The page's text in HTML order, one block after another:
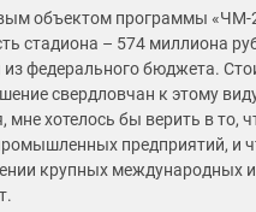
объектом программы
стадиона – 574 миллиона
федерального бюджета.
свердловчан к этому
мне хотелось бы верить в то,
предприятий, и
крупных международных